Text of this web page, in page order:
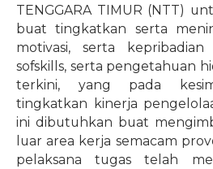
TENGGARA TIMUR (NTT)
buat tingkatkan serta
motivasi, serta
sofskills, serta pengetahuan
terkini, yang pada
tingkatkan kinerja
ini dibutuhkan buat
luar area kerja semacam
pelaksana tugas telah